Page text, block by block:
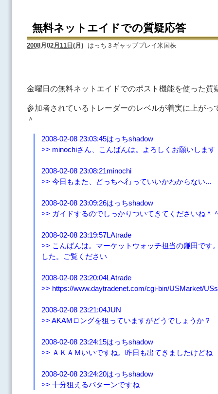
無料ネットエイドでの質疑応答
2008月02月11日(月) はっち３ギャッププレイ米国株
金曜日の無料ネットエイドでのポスト機能を使った質
参加者されているトレーダーのレベルが着実に上が
＾
2008-02-08 23:03:45はっちshadow
>> minochiさん、こんばんは。よろしくお願いします
2008-02-08 23:08:21minochi
>> 今日もまた、どっちへ行っていいかわからない...
2008-02-08 23:09:26はっちshadow
>> ガイドするのでしっかりついてきてくださいね＾
2008-02-08 23:19:57LAtrade
>> こんばんは。マーケットウォッチ担当の鎌田です
した。ご覧ください
2008-02-08 23:20:04LAtrade
>> https://www.daytradenet.com/cgi-bin/USMarket/
2008-02-08 23:21:04JUN
>> AKAMロングを狙っていますがどうでしょうか？
2008-02-08 23:24:15はっちshadow
>> ＡＫＡＭいいですね。昨日も出てきましたけどね
2008-02-08 23:24:20はっちshadow
>> 十分狙えるパターンですね